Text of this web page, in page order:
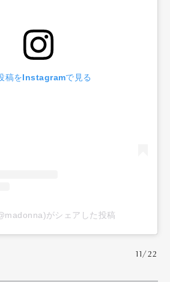
稿をInstagramで見る
がシェアした投稿
11/22